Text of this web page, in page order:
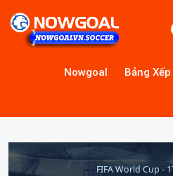
Nowgoal Bảng
FIFA World Cup -